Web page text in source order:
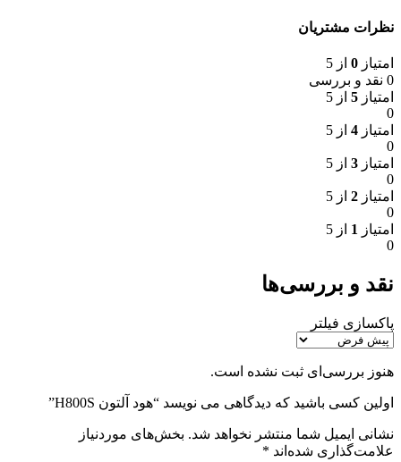
نظرات مشتریان
امتیاز 0 از 5
0 نقد و بررسی
امتیاز 5 از 5
0
امتیاز 4 از 5
0
امتیاز 3 از 5
0
امتیاز 2 از 5
0
امتیاز 1 از 5
0
نقد و بررسی‌ها
پاکسازی فیلتر
هنوز بررسی‌ای ثبت نشده است.
اولین کسی باشید که دیدگاهی می نویسد “هود آلتون H800S”
نشانی ایمیل شما منتشر نخواهد شد. بخش‌های موردنیاز
علامت‌گذاری شده‌اند *